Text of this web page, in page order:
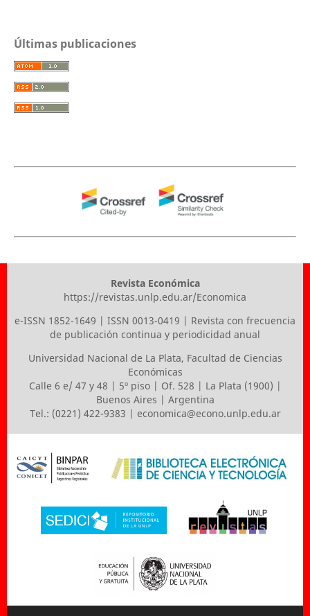
Últimas publicaciones
Revista Económica
https://revistas.unlp.edu.ar/Economica
e-ISSN 1852-1649 | ISSN 0013-0419 | Revista con frecuencia
de publicación continua y periodicidad anual
Universidad Nacional de La Plata, Facultad de Ciencias
Económicas
Calle 6 e/ 47 y 48 | 5º piso | Of. 528 | La Plata (1900) |
Buenos Aires | Argentina
Tel.: (0221) 422-9383 | economica@econo.unlp.edu.ar